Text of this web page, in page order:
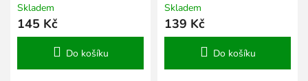
Skladem
145 Kč
Do košíku
Skladem
139 Kč
Do košíku